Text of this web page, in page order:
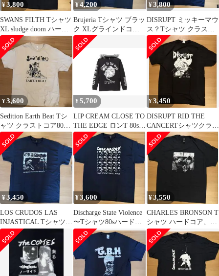
¥3,800
SWANS FILTH Tシャツ
XL sludge doom ハード
コア
¥4,200
Brujeria Tシャツ ブラッ
ク XLグラインドコ
ア パワーバイオレン
ス
¥3,800
DISRUPT ミッキーマウ
ス？Tシャツ クラスト
コア グラインドコア
¥3,600
Sedition Earth Beat Tシ
ャツ クラストコア80s
ハードコア
¥5,700
LIP CREAM CLOSE TO
THE EDGE ロンT 80sハ
ードコア
¥3,450
DISRUPT RID THE
CANCERTシャツクラス
トコアグラインドコア
¥3,450
LOS CRUDOS LAS
INJASTICAL Tシャツ
90sハードコア
¥3,600
Discharge State Violence
〜Tシャツ80sハードコ
ア
¥3,550
CHARLES BRONSON T
シャツ ハードコア、パ
ワーヴァイオレンス